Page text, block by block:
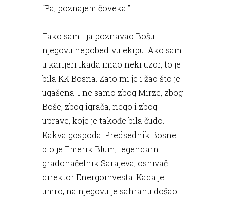
“Pa, poznajem čoveka!”
Tako sam i ja poznavao Bošu i
njegovu nepobedivu ekipu. Ako sam
u karijeri ikada imao neki uzor, to je
bila KK Bosna. Zato mi je i žao što je
ugašena. I ne samo zbog Mirze, zbog
Boše, zbog igrača, nego i zbog
uprave, koje je takođe bila čudo.
Kakva gospoda! Predsednik Bosne
bio je Emerik Blum, legendarni
gradonačelnik Sarajeva, osnivač i
direktor Energoinvesta. Kada je
umro, na njegovu je sahranu došao